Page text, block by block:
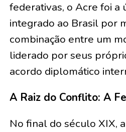
federativas, o Acre foi a
integrado ao Brasil por
combinação entre um
liderado por seus
acordo diplomático
A Raiz do Conflito: A
No final do século XIX,